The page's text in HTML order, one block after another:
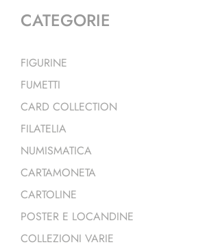
CATEGORIE
FIGURINE
FUMETTI
CARD COLLECTION
FILATELIA
NUMISMATICA
CARTAMONETA
CARTOLINE
POSTER E LOCANDINE
COLLEZIONI VARIE